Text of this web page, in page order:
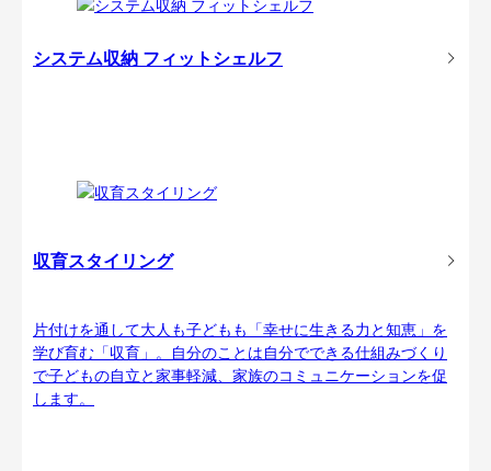
システム収納 フィットシェルフ
収育スタイリング
片付けを通して大人も子どもも「幸せに生きる力と知恵」を
学び育む「収育」。自分のことは自分でできる仕組みづくり
で子どもの自立と家事軽減、家族のコミュニケーションを促
します。